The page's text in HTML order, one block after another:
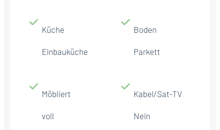
Küche
Einbauküche
Boden
Parkett
Möbliert
voll
Kabel/Sat-TV
Nein